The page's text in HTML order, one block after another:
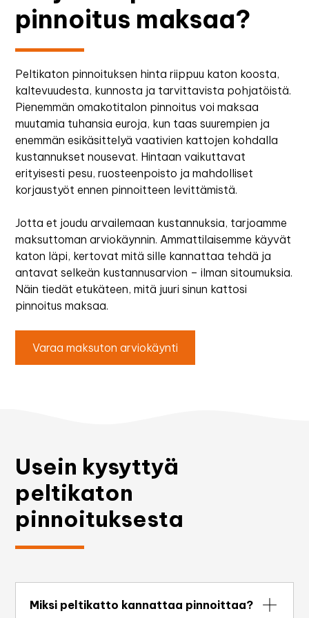
pinnoitus maksaa?
Peltikaton pinnoituksen hinta riippuu katon koosta,
kaltevuudesta, kunnosta ja tarvittavista pohjatöistä.
Pienemmän omakotitalon pinnoitus voi maksaa
muutamia tuhansia euroja, kun taas suurempien ja
enemmän esikäsittelyä vaativien kattojen kohdalla
kustannukset nousevat. Hintaan vaikuttavat
erityisesti pesu, ruosteenpoisto ja mahdolliset
korjaustyöt ennen pinnoitteen levittämistä.
Jotta et joudu arvailemaan kustannuksia, tarjoamme
maksuttoman arviokäynnin. Ammattilaisemme käyvät
katon läpi, kertovat mitä sille kannattaa tehdä ja
antavat selkeän kustannusarvion – ilman sitoumuksia.
Näin tiedät etukäteen, mitä juuri sinun kattosi
pinnoitus maksaa.
Varaa maksuton arviokäynti
Usein kysyttyä
peltikaton
pinnoituksesta
Miksi peltikatto kannattaa pinnoittaa?